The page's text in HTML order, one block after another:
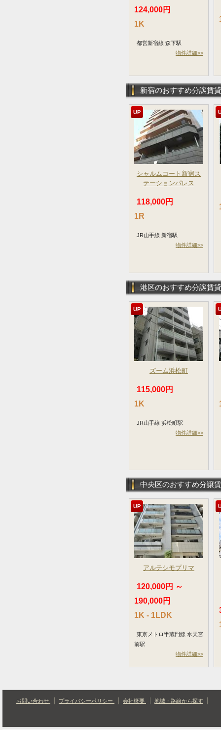
124,000円
1K
都営新宿線 森下駅
物件詳細>>
新宿のおすすめ分譲賃
UP
シャルムコート新宿ス
テーションパレス
118,000円
1R
JR山手線 新宿駅
物件詳細>>
港区のおすすめ分譲賃
UP
ズーム浜松町
115,000円
1K
JR山手線 浜松町駅
物件詳細>>
中央区のおすすめ分譲
UP
アルテシモプリマ
120,000円 ～
190,000円
1K - 1LDK
東京メトロ半蔵門線 水天宮
前駅
物件詳細>>
お問い合わせ プライバシーポリシー 会社概要 地域・路線から探す